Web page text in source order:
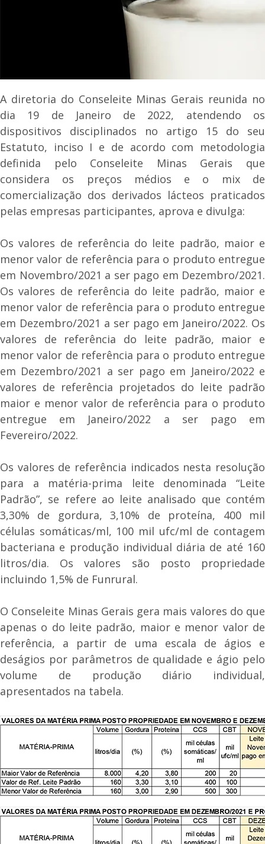
A diretoria do Conseleite Minas Gerais reunida no
dia 19 de Janeiro de 2022, atendendo os
dispositivos disciplinados no artigo 15 do seu
Estatuto, inciso I e de acordo com metodologia
definida pelo Conseleite Minas Gerais que
considera os preços médios e o mix de
comercialização dos derivados lácteos praticados
pelas empresas participantes, aprova e divulga:
Os valores de referência do leite padrão, maior e
menor valor de referência para o produto entregue
em Novembro/2021 a ser pago em Dezembro/2021.
Os valores de referência do leite padrão, maior e
menor valor de referência para o produto entregue
em Dezembro/2021 a ser pago em Janeiro/2022. Os
valores de referência do leite padrão, maior e
menor valor de referência para o produto entregue
em Dezembro/2021 a ser pago em Janeiro/2022 e
valores de referência projetados do leite padrão
maior e menor valor de referência para o produto
entregue em Janeiro/2022 a ser pago em
Fevereiro/2022.
Os valores de referência indicados nesta resolução
para a matéria-prima leite denominada “Leite
Padrão”, se refere ao leite analisado que contém
3,30% de gordura, 3,10% de proteína, 400 mil
células somáticas/ml, 100 mil ufc/ml de contagem
bacteriana e produção individual diária de até 160
litros/dia. Os valores são posto propriedade
incluindo 1,5% de Funrural.
O Conseleite Minas Gerais gera mais valores do que
apenas o do leite padrão, maior e menor valor de
referência, a partir de uma escala de ágios e
deságios por parâmetros de qualidade e ágio pelo
volume de produção diário individual,
apresentados na tabela.